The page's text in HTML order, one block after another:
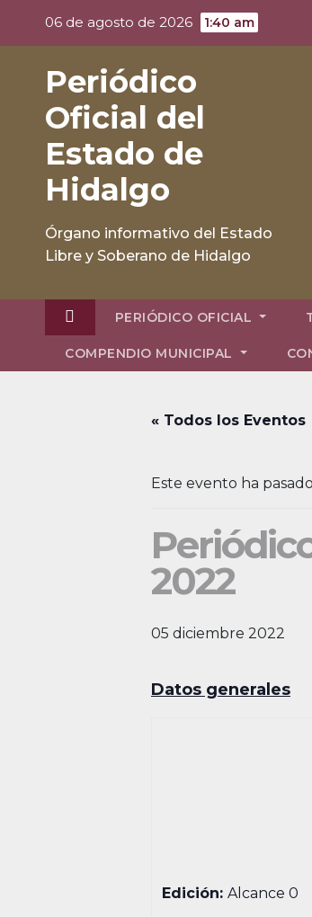
06 de agosto de 2026 1:40 am
Periódico
Oficial del
Estado de
Hidalgo
Órgano informativo del Estado
Libre y Soberano de Hidalgo
PERIÓDICO OFICIAL
COMPENDIO MUNICIPAL
« Todos los Eventos
Este evento ha
2022
05 diciembre 2022
Datos generales
Edición:Alcance 0